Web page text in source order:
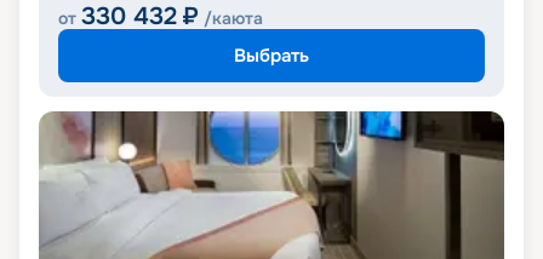
от 330 432 ₽ /каюта
Выбрать